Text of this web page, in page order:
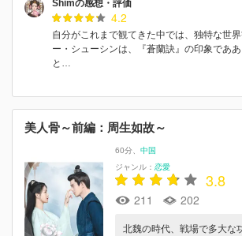
Shimの感想・評価
4.2
自分がこれまで観てきた中では、独特な世
ー・シューシンは、『蒼蘭訣』の印象であ
と…
美人骨～前編：周生如故～
60分
中国
ジャンル： 恋愛
3.8
211 202
北魏の時代、戦場で多大な